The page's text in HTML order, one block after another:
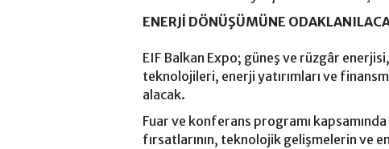
ENERJİ DÖNÜŞÜMÜNE
EIF Balkan Expo; güneş ve rüzgâr
teknolojileri, enerji yatırımları ve
alacak.
Fuar ve konferans programı
fırsatlarının, teknolojik gelişmelerin ve